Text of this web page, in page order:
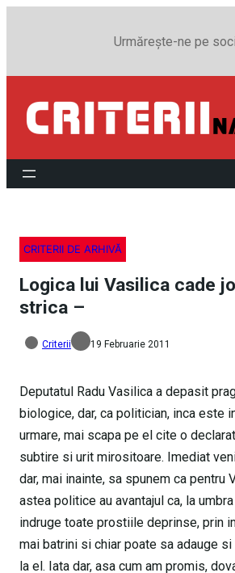
Urmărește-ne pe
CRITERII DE ARHIVĂ
Logica lui Vasilica cade
strica –
Criterii 19 Februarie 2011
Deputatul Radu Vasilica a depasit
biologice, dar, ca politician, inca este
urmare, mai scapa pe el cite o
subtire si urit mirositoare. Imediat
dar, mai inainte, sa spunem ca pentru
astea politice au avantajul ca, la
indruge toate prostiile deprinse, prin
mai batrini si chiar poate sa adauge
la el. Iata dar, asa cum am promis,